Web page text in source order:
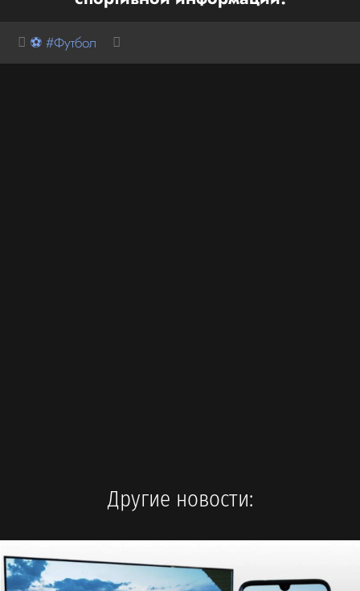
⚽ #Футбол
Другие новости: